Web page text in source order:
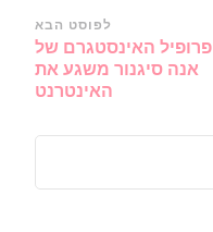
לפוסט הבא
פרופיל האינסטגרם של
אנה סיגנור משגע את
האינטרנט